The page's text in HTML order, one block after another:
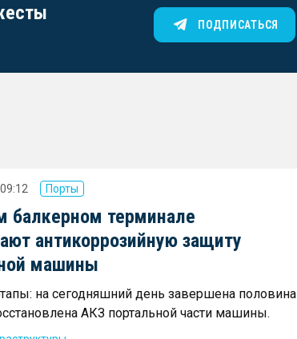
ПОДПИСАТЬСЯ
Порты
балкерном терминале
антикоррозийную защиту
машины
на сегодняшний день завершена половина
АКЗ портальной части машины.